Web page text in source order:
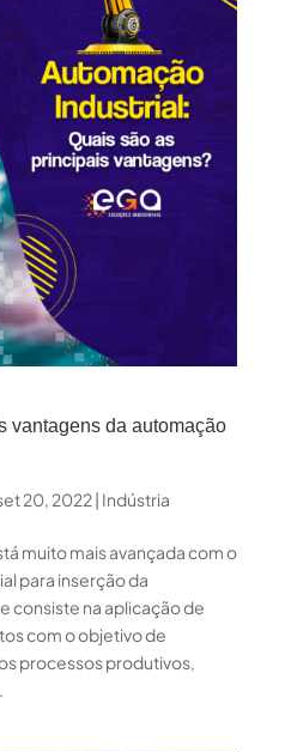
vantagens da automação
20, 2022| Indústria
muito mais avançada com o
para inserção da
consiste na aplicação de
com o objetivo de
processos produtivos,